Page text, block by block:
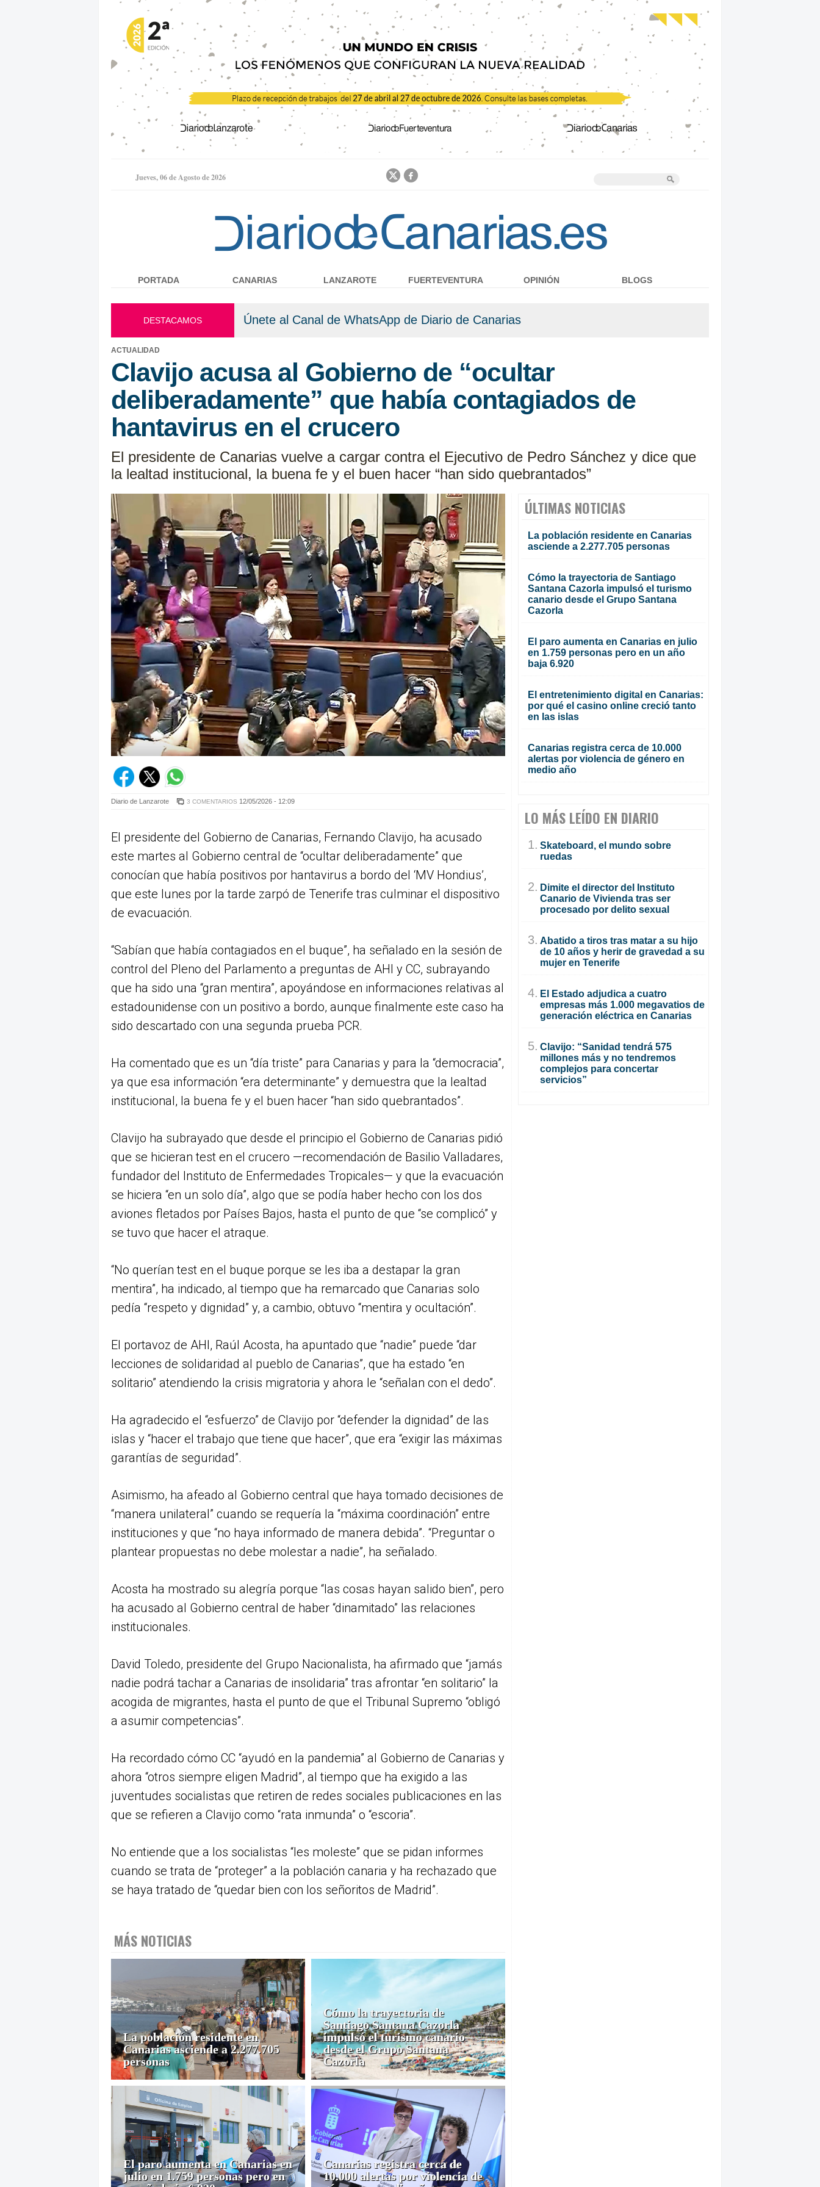
Jump to navigation
Jueves, 06 de Agosto de 2026
DESTACAMOS Únete al Canal de WhatsApp de Diario de Canarias
ACTUALIDAD
Clavijo acusa al Gobierno de “ocultar
deliberadamente” que había contagiados de
hantavirus en el crucero
El presidente de Canarias vuelve a cargar contra el Ejecutivo de Pedro Sánchez y dice que
la lealtad institucional, la buena fe y el buen hacer “han sido quebrantados”
Diario de Lanzarote 3 COMENTARIOS 12/05/2026 - 12:09
El presidente del Gobierno de Canarias, Fernando Clavijo, ha acusado
este martes al Gobierno central de “ocultar deliberadamente” que
conocían que había positivos por hantavirus a bordo del ‘MV Hondius’,
que este lunes por la tarde zarpó de Tenerife tras culminar el dispositivo
de evacuación.
“Sabían que había contagiados en el buque”, ha señalado en la sesión de
control del Pleno del Parlamento a preguntas de AHI y CC, subrayando
que ha sido una “gran mentira”, apoyándose en informaciones relativas al
estadounidense con un positivo a bordo, aunque finalmente este caso ha
sido descartado con una segunda prueba PCR.
Ha comentado que es un “día triste” para Canarias y para la “democracia”,
ya que esa información “era determinante” y demuestra que la lealtad
institucional, la buena fe y el buen hacer “han sido quebrantados”.
Clavijo ha subrayado que desde el principio el Gobierno de Canarias pidió
que se hicieran test en el crucero —recomendación de Basilio Valladares,
fundador del Instituto de Enfermedades Tropicales— y que la evacuación
se hiciera “en un solo día”, algo que se podía haber hecho con los dos
aviones fletados por Países Bajos, hasta el punto de que “se complicó” y
se tuvo que hacer el atraque.
“No querían test en el buque porque se les iba a destapar la gran
mentira”, ha indicado, al tiempo que ha remarcado que Canarias solo
pedía “respeto y dignidad” y, a cambio, obtuvo “mentira y ocultación”.
El portavoz de AHI, Raúl Acosta, ha apuntado que “nadie” puede “dar
lecciones de solidaridad al pueblo de Canarias”, que ha estado “en
solitario” atendiendo la crisis migratoria y ahora le “señalan con el dedo”.
Ha agradecido el “esfuerzo” de Clavijo por “defender la dignidad” de las
islas y “hacer el trabajo que tiene que hacer”, que era “exigir las máximas
garantías de seguridad”.
Asimismo, ha afeado al Gobierno central que haya tomado decisiones de
“manera unilateral” cuando se requería la “máxima coordinación” entre
instituciones y que “no haya informado de manera debida”. “Preguntar o
plantear propuestas no debe molestar a nadie”, ha señalado.
Acosta ha mostrado su alegría porque “las cosas hayan salido bien”, pero
ha acusado al Gobierno central de haber “dinamitado” las relaciones
institucionales.
David Toledo, presidente del Grupo Nacionalista, ha afirmado que “jamás
nadie podrá tachar a Canarias de insolidaria” tras afrontar “en solitario” la
acogida de migrantes, hasta el punto de que el Tribunal Supremo “obligó
a asumir competencias”.
Ha recordado cómo CC “ayudó en la pandemia” al Gobierno de Canarias y
ahora “otros siempre eligen Madrid”, al tiempo que ha exigido a las
juventudes socialistas que retiren de redes sociales publicaciones en las
que se refieren a Clavijo como “rata inmunda” o “escoria”.
No entiende que a los socialistas “les moleste” que se pidan informes
cuando se trata de “proteger” a la población canaria y ha rechazado que
se haya tratado de “quedar bien con los señoritos de Madrid”.
MÁS NOTICIAS
La población residente en
Canarias asciende a 2.277.705
personas
Cómo la trayectoria de
Santiago Santana Cazorla
impulsó el turismo canario
desde el Grupo Santana
Cazorla
El paro aumenta en Canarias en
julio en 1.759 personas pero en
Canarias registra cerca de
10.000 alertas por violencia de
PORTADA CANARIAS LANZAROTE FUERTEVENTURA OPINIÓN BLOGS
ÚLTIMAS NOTICIAS
La población residente en Canarias
asciende a 2.277.705 personas
Cómo la trayectoria de Santiago
Santana Cazorla impulsó el turismo
canario desde el Grupo Santana
Cazorla
El paro aumenta en Canarias en julio
en 1.759 personas pero en un año
baja 6.920
El entretenimiento digital en Canarias:
por qué el casino online creció tanto
en las islas
Canarias registra cerca de 10.000
alertas por violencia de género en
medio año
LO MÁS LEÍDO EN DIARIO
1. Skateboard, el mundo sobre
ruedas
2. Dimite el director del Instituto
Canario de Vivienda tras ser
procesado por delito sexual
3. Abatido a tiros tras matar a su hijo
de 10 años y herir de gravedad a su
mujer en Tenerife
4. El Estado adjudica a cuatro
empresas más 1.000 megavatios de
generación eléctrica en Canarias
5. Clavijo: “Sanidad tendrá 575
millones más y no tendremos
complejos para concertar
servicios”